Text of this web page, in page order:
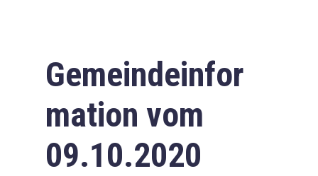
Gemeindeinfor
mation vom
09.10.2020